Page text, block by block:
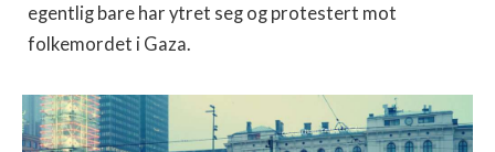
egentlig bare har ytret seg og protestert mot
folkemordet i Gaza.